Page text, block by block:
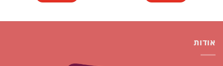
אודות